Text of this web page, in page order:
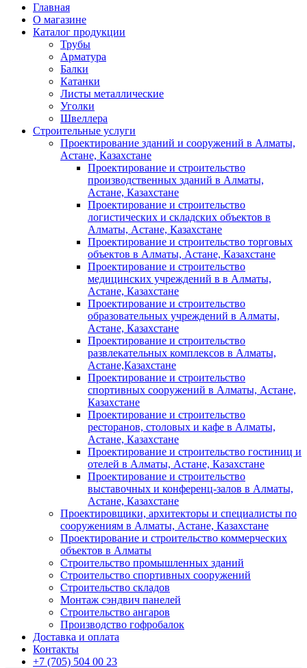
Главная
О магазине
Каталог продукции
Трубы
Арматура
Балки
Катанки
Листы металлические
Уголки
Швеллера
Строительные услуги
Проектирование зданий и сооружений в Алматы,
Астане, Казахстане
Проектирование и строительство
производственных зданий в Алматы,
Астане, Казахстане
Проектирование и строительство
логистических и складских объектов в
Алматы, Астане, Казахстане
Проектирование и строительство торговых
объектов в Алматы, Астане, Казахстане
Проектирование и строительство
медицинских учреждений в в Алматы,
Астане, Казахстане
Проектирование и строительство
образовательных учреждений в Алматы,
Астане, Казахстане
Проектирование и строительство
развлекательных комплексов в Алматы,
Астане,Казахстане
Проектирование и строительство
спортивных сооружений в Алматы, Астане,
Казахстане
Проектирование и строительство
ресторанов, столовых и кафе в Алматы,
Астане, Казахстане
Проектирование и строительство гостиниц и
отелей в Алматы, Астане, Казахстане
Проектирование и строительство
выставочных и конференц-залов в Алматы,
Астане, Казахстане
Проектировщики, архитекторы и специалисты по
сооружениям в Алматы, Астане, Казахстане
Проектирование и строительство коммерческих
объектов в Алматы
Строительство промышленных зданий
Строительство спортивных сооружений
Строительство складов
Монтаж сэндвич панелей
Строительство ангаров
Производство гофробалок
Доставка и оплата
Контакты
+7 (705) 504 00 23